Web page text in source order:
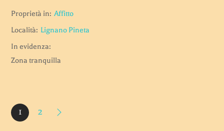
Proprietà in: Affitto
Località: Lignano Pineta
In evidenza:
Zona tranquilla
1 2